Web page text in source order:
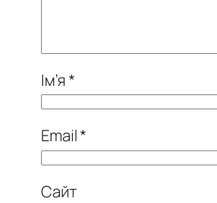
Ім’я*
Email*
Сайт